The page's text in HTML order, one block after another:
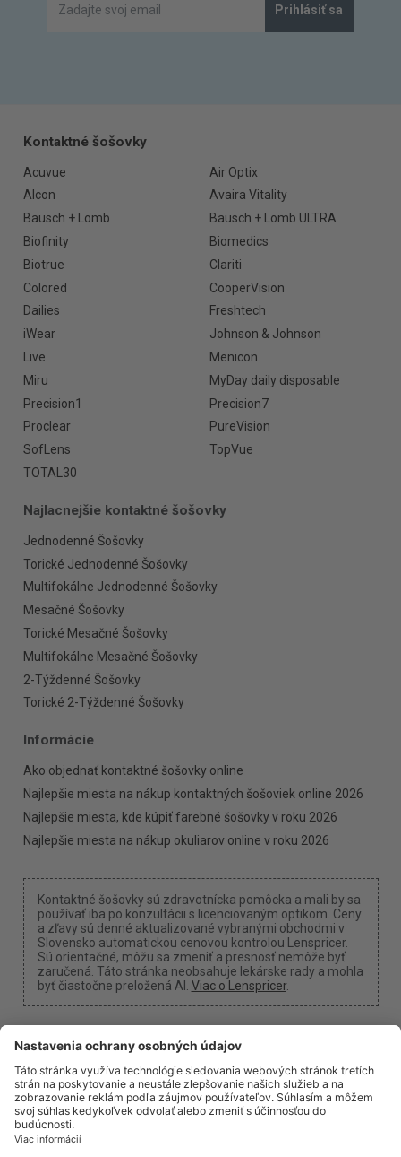
Prihlásiť sa
Kontaktné šošovky
Acuvue
Air Optix
Alcon
Avaira Vitality
Bausch + Lomb
Bausch + Lomb ULTRA
Biofinity
Biomedics
Biotrue
Clariti
Colored
CooperVision
Dailies
Freshtech
iWear
Johnson & Johnson
Live
Menicon
Miru
MyDay daily disposable
Precision1
Precision7
Proclear
PureVision
SofLens
TopVue
TOTAL30
Najlacnejšie kontaktné šošovky
Jednodenné Šošovky
Torické Jednodenné Šošovky
Multifokálne Jednodenné Šošovky
Mesačné Šošovky
Torické Mesačné Šošovky
Multifokálne Mesačné Šošovky
2-Týždenné Šošovky
Torické 2-Týždenné Šošovky
Informácie
Ako objednať kontaktné šošovky online
Najlepšie miesta na nákup kontaktných šošoviek online 2026
Najlepšie miesta, kde kúpiť farebné šošovky v roku 2026
Najlepšie miesta na nákup okuliarov online v roku 2026
Kontaktné šošovky sú zdravotnícka pomôcka a mali by sa
používať iba po konzultácii s licenciovaným optikom. Ceny
a zľavy sú denné aktualizované vybranými obchodmi v
Slovensko automatickou cenovou kontrolou Lenspricer.
Sú orientačné, môžu sa zmeniť a presnosť nemôže byť
zaručená. Táto stránka neobsahuje lekárske rady a mohla
byť čiastočne preložená AI. Viac o Lenspricer.
Nastavenia cookies
Môžeme získať províziu, ak použijete jeden z našich